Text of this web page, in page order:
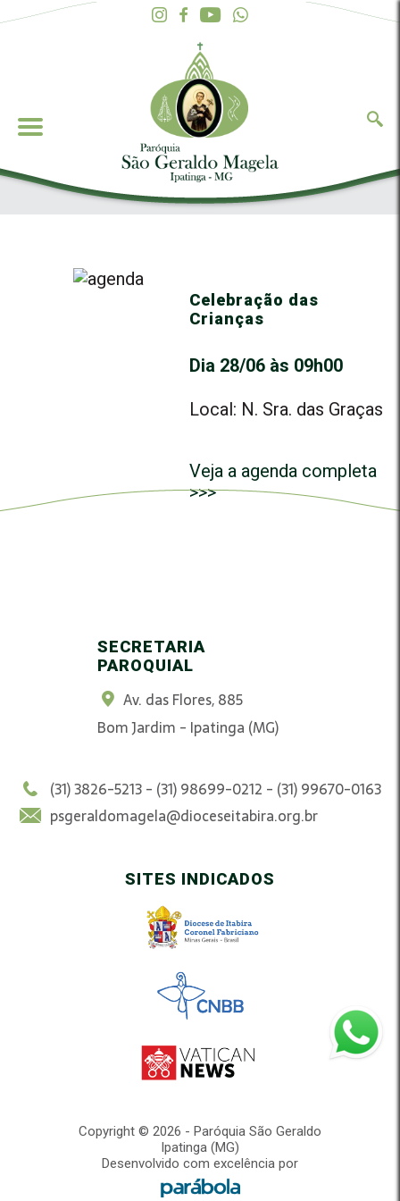
Celebração das
Crianças
Dia 28/06 às 09h00
Local: N. Sra. das Graças
Veja a agenda completa
>>>
SECRETARIA
PAROQUIAL
Av. das Flores, 885
Bom Jardim - Ipatinga (MG)
(31) 3826-5213 - (31) 98699-0212 - (31) 99670-0163
psgeraldomagela@dioceseitabira.org.br
SITES INDICADOS
Copyright © 2026 - Paróquia São Geraldo
Ipatinga (MG)
Desenvolvido com excelência por